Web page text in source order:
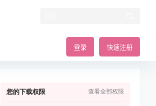
登录 快速注册
您的下载权限 查看全部权限